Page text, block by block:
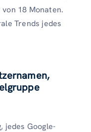
18 Monaten.
Trends jedes
jedes Google-